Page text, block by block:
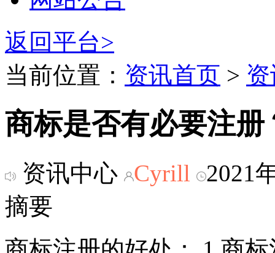
返回平台>
当前位置： 资讯首页 >
商标是否有必要注
资讯中心 Cyrill
2021
摘要